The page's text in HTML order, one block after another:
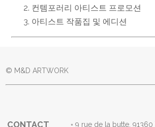
컨템포러리 아티스트 프로모션
아티스트 작품집 및 에디션
© M&D ARTWORK
CONTACT ◦ 9 rue de la butte,